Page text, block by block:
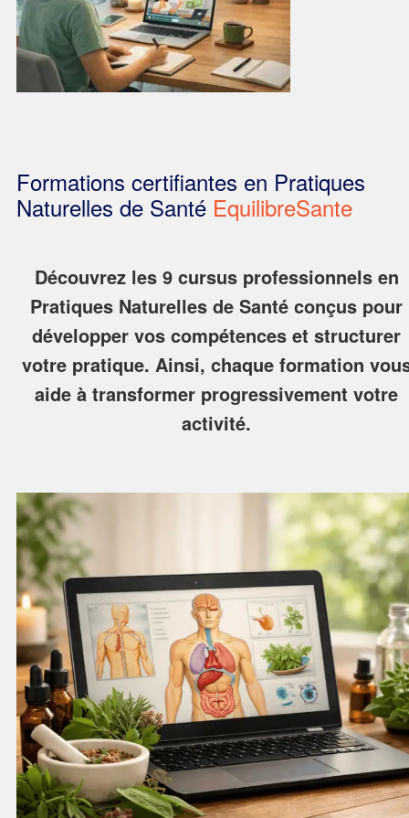
Formations certifiantes en Pratiques
Naturelles de Santé EquilibreSante
Découvrez les 9 cursus professionnels en
Pratiques Naturelles de Santé conçus pour
développer vos compétences et structurer
votre pratique. Ainsi, chaque formation
aide à transformer progressivement votre
activité.